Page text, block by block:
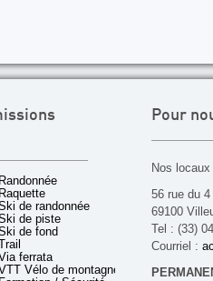
de randonnée
de piste
de fond
ferrata
Vélo de montagne
Pour
Nos
56 rue du
69100
Tel : (33)
Courriel :